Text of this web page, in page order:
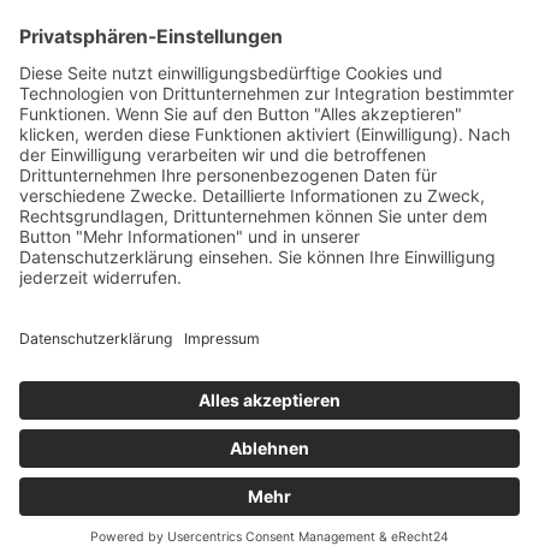
Auswertung erfolgt ganz anonym und die genutzte Platform erfüllt
alle […]
weiterlesen »
Kitas
Übersicht
Über uns
Struktur
Team
Kita-Gespräche
Ausbildung
Aktuelles
Impressum |
Datenschutz